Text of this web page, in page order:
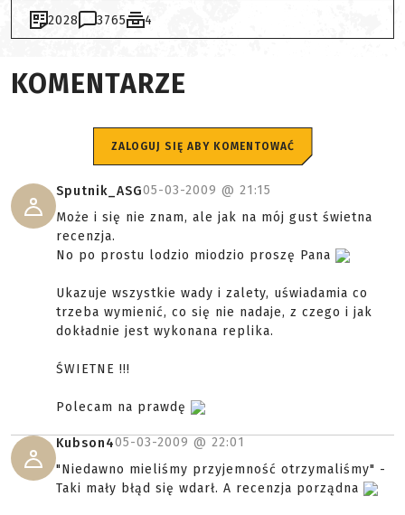
2028 3765 4
KOMENTARZE
ZALOGUJ SIĘ ABY KOMENTOWAĆ
Sputnik_ASG05-03-2009 @ 21:15
Może i się nie znam, ale jak na mój gust świetna
recenzja.
No po prostu lodzio miodzio proszę Pana
Ukazuje wszystkie wady i zalety, uświadamia co
trzeba wymienić, co się nie nadaje, z czego i jak
dokładnie jest wykonana replika.
ŚWIETNE !!!
Polecam na prawdę
Kubson405-03-2009 @ 22:01
"Niedawno mieliśmy przyjemność otrzymaliśmy" -
Taki mały błąd się wdarł. A recenzja porządna